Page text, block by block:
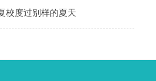
校度过别样的夏天